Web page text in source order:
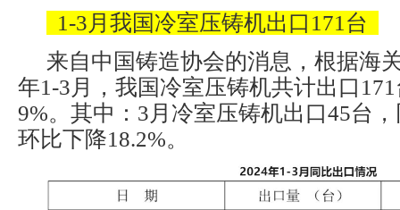
1-3月我国冷室压铸机出口171台
来自中国铸造协会的消息，根据海
年1-3月，我国冷室压铸机共计出口
9%。其中：3月冷室压铸机出口45台
环比下降18.2%。